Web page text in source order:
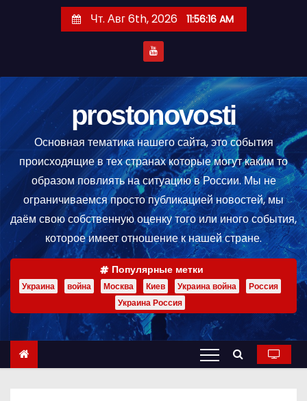
е
р
ж
м
Чт. Авг 6th, 2026 11:56:17 AM
prostonovosti
Основная тематика нашего сайта, это события
происходящие в тех странах которые могут каким то
образом повлиять на ситуацию в России. Мы не
ограничиваемся просто публикацией новостей, мы
даём свою собственную оценку того или иного события,
которое имеет отношение к нашей стране.
Популярные метки
Украина война Москва Киев Украина война
Россия
Украина Россия